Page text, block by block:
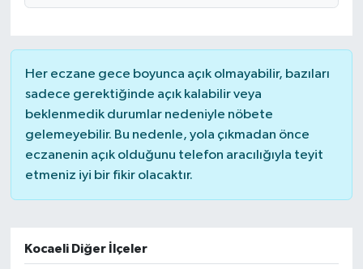
Her eczane gece boyunca açık olmayabilir, bazıları
sadece gerektiğinde açık kalabilir veya
beklenmedik durumlar nedeniyle nöbete
gelemeyebilir. Bu nedenle, yola çıkmadan önce
eczanenin açık olduğunu telefon aracılığıyla teyit
etmeniz iyi bir fikir olacaktır.
Kocaeli Diğer İlçeler
KEŞFET
POPÜLER
DÜNYA
TREND
MEDYA
TEKNOLOJİ